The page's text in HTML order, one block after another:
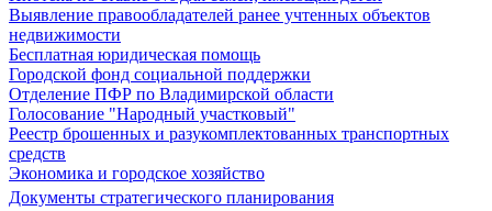
Выявление правообладателей ранее учтенных объектов
недвижимости
Бесплатная юридическая помощь
Городской фонд социальной поддержки
Отделение ПФР по Владимирской области
Голосование "Народный участковый"
Реестр брошенных и разукомплектованных транспортных
средств
Экономика и городское хозяйство
Документы стратегического планирования